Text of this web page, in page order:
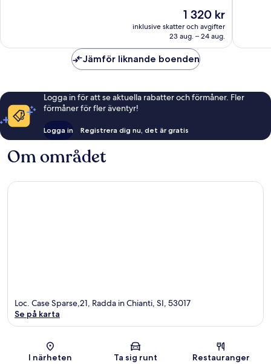
Priset
1 320 kr
1 320 kr
inklusive skatter och avgifter
23 aug. – 24 aug.
Jämför liknande boenden
Logga in för att se aktuella rabatter och förmåner. Fler
förmåner för fler äventyr!
Logga in Registrera dig nu, det är gratis
Om området
Karta
Loc. Case Sparse,21, Radda in Chianti, SI, 53017
Se på karta
I närheten Ta sig runt Restauranger